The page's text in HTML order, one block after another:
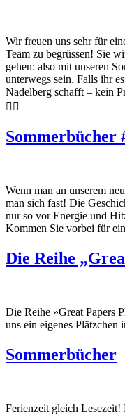
Wir freuen uns sehr für
Team zu begrüssen! Sie
gehen: also mit unseren
unterwegs sein. Falls ihr
Nadelberg schafft – kein
🚴‍♀️
Sommerbücher
Wenn man an unserem
man sich fast! Die
nur so vor Energie und
Kommen Sie vorbei für
Die Reihe
Die Reihe »Great Papers
uns ein eigenes Plätzchen
Sommerbücher
Ferienzeit gleich Lesezeit!